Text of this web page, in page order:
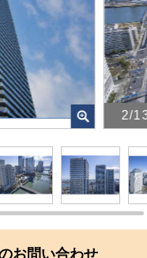
2/
画
を
ク
リ
お問い合わせ